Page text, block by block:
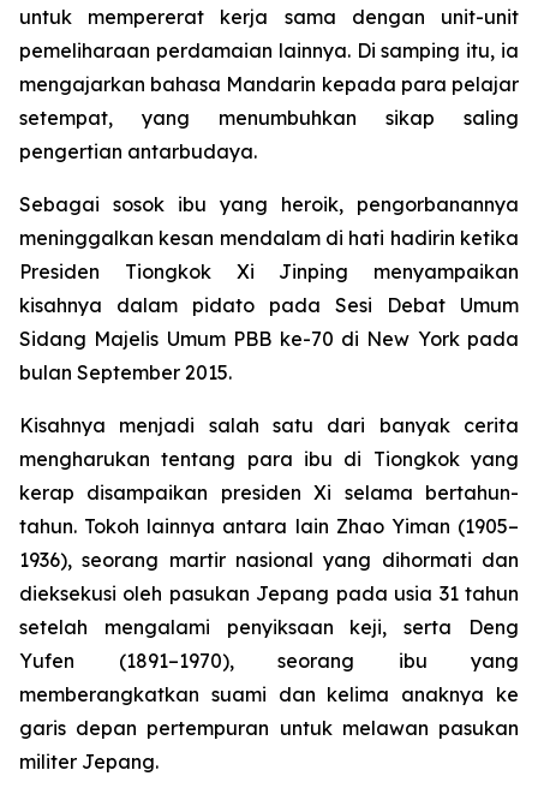
untuk mempererat kerja sama dengan unit-unit
pemeliharaan perdamaian lainnya. Di samping itu, ia
mengajarkan bahasa Mandarin kepada para pelajar
setempat, yang menumbuhkan sikap saling
pengertian antarbudaya.
Sebagai sosok ibu yang heroik, pengorbanannya
meninggalkan kesan mendalam di hati hadirin ketika
Presiden Tiongkok Xi Jinping menyampaikan
kisahnya dalam pidato pada Sesi Debat Umum
Sidang Majelis Umum PBB ke-70 di New York pada
bulan September 2015.
Kisahnya menjadi salah satu dari banyak cerita
mengharukan tentang para ibu di Tiongkok yang
kerap disampaikan presiden Xi selama bertahun-
tahun. Tokoh lainnya antara lain Zhao Yiman (1905–
1936), seorang martir nasional yang dihormati dan
dieksekusi oleh pasukan Jepang pada usia 31 tahun
setelah mengalami penyiksaan keji, serta Deng
Yufen (1891–1970), seorang ibu yang
memberangkatkan suami dan kelima anaknya ke
garis depan pertempuran untuk melawan pasukan
militer Jepang.